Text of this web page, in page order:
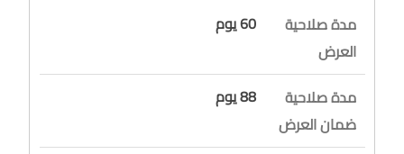
مدة صلاحية
العرض
60 يوم
مدة صلاحية
ضمان العرض
88 يوم